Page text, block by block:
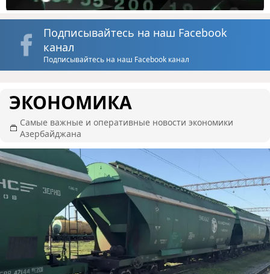
Подписывайтесь на наш Facebook
канал
Подписывайтесь на наш Facebook канал
ЭКОНОМИКА
Самые важные и оперативные новости экономики
Азербайджана